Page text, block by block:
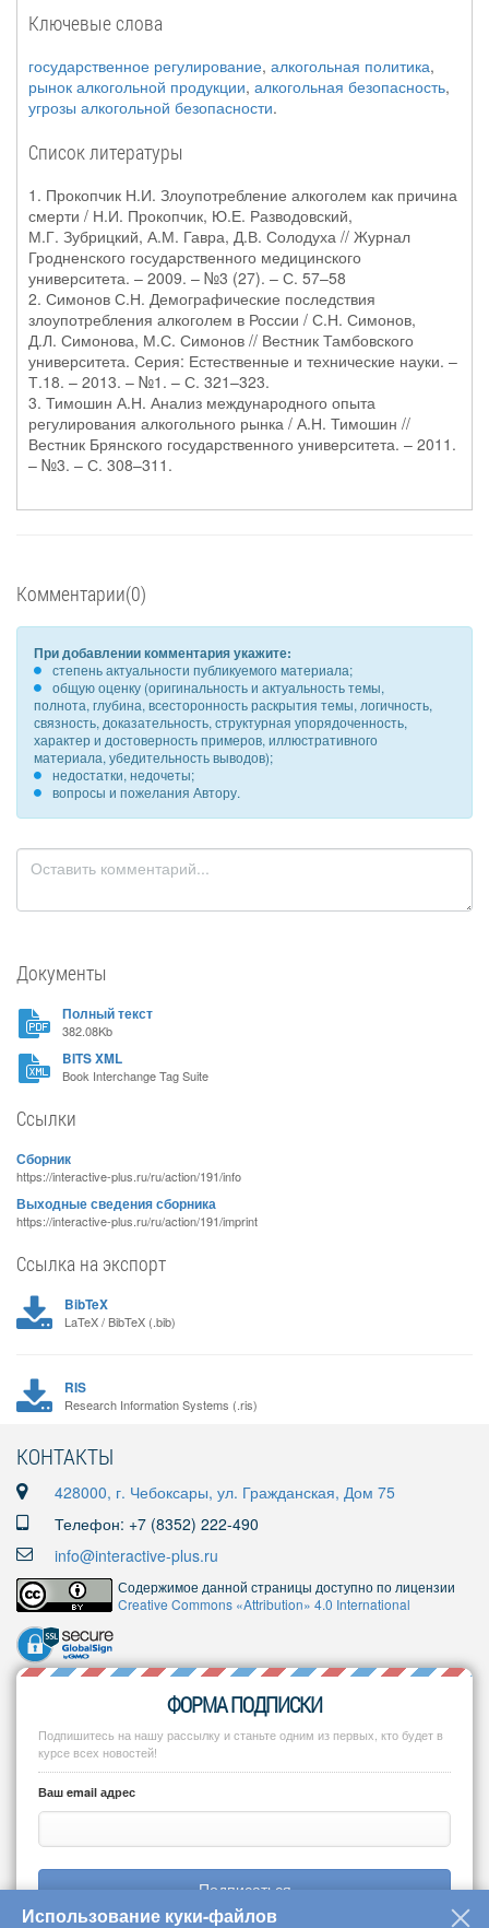
Ключевые слова
государственное регулирование, алкогольная политика,
рынок алкогольной продукции, алкогольная безопасность,
угрозы алкогольной безопасности.
Список литературы
1. Прокопчик Н.И. Злоупотребление алкоголем как причина
смерти / Н.И. Прокопчик, Ю.Е. Разводовский,
М.Г. Зубрицкий, А.М. Гавра, Д.В. Солодуха // Журнал
Гродненского государственного медицинского
университета. – 2009. – №3 (27). – С. 57–58
2. Симонов С.Н. Демографические последствия
злоупотребления алкоголем в России / С.Н. Симонов,
Д.Л. Симонова, М.С. Симонов // Вестник Тамбовского
университета. Серия: Естественные и технические науки. –
Т.18. – 2013. – №1. – С. 321–323.
3. Тимошин А.Н. Анализ международного опыта
регулирования алкогольного рынка / А.Н. Тимошин //
Вестник Брянского государственного университета. – 2011.
– №3. – С. 308–311.
Комментарии(0)
При добавлении комментария укажите:
степень актуальности публикуемого материала;
общую оценку (оригинальность и актуальность темы,
полнота, глубина, всесторонность раскрытия темы, логичность,
связность, доказательность, структурная упорядоченность,
характер и достоверность примеров, иллюстративного
материала, убедительность выводов);
недостатки, недочеты;
вопросы и пожелания Автору.
Документы
Полный текст
382.08Kb
BITS XML
Book Interchange Tag Suite
Ссылки
Сборник
https://interactive-plus.ru/ru/action/191/info
Выходные сведения сборника
https://interactive-plus.ru/ru/action/191/imprint
Ссылка на экспорт
BibTeX
LaTeX / BibTeX (.bib)
RIS
Research Information Systems (.ris)
КОНТАКТЫ
428000, г. Чебоксары, ул. Гражданская, Дом 75
Телефон: +7 (8352) 222-490
info@interactive-plus.ru
Содержимое данной страницы доступно по лицензии
Creative Commons «Attribution» 4.0 International
ФОРМА ПОДПИСКИ
Подпишитесь на нашу рассылку и станьте одним из первых, кто будет в
курсе всех новостей!
Ваш email адрес
Подписаться
Использование куки-файлов